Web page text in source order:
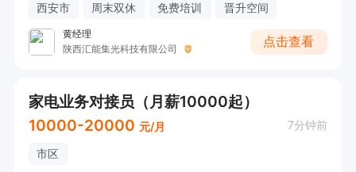
西安市 周末双休 免费培训 晋升空间
黄经理
陕西汇能集光科技有限公司
点击查看
家电业务对接员（月薪10000起）
10000-20000 元/月 7分钟前
市区